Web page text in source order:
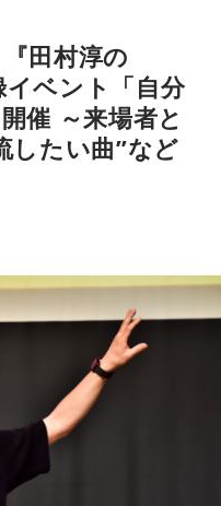
田村淳の
ベント「自分
催 ～来場者と
したい曲”など